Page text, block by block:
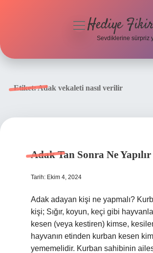
menüyüHediye
Sevdiklerine sürpriz
Etiket:Adak vekaleti nasıl verilir
Adak Tan Sonra Ne Yapılır
Tarih: Ekim 4, 2024
Adak adayan kişi ne yapmalı?
kişi; Sığır, koyun, keçi gibi
kesen (veya kestiren) kimse,
hayvanın etinden kurban kesen
yememelidir. Kurban sahibinin